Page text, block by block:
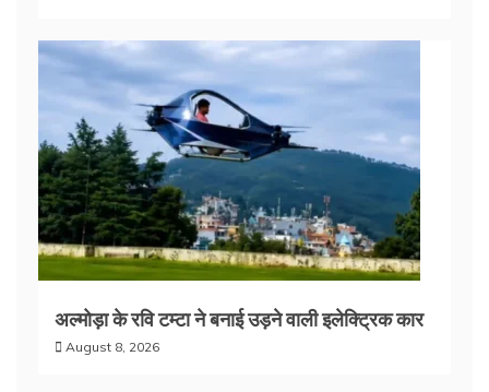
अल्मोड़ा के रवि टम्टा ने बनाई उड़ने वाली इलेक्ट्रिक कार
August 8, 2026